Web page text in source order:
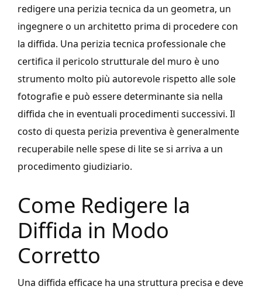
redigere una perizia tecnica da un geometra, un
ingegnere o un architetto prima di procedere con
la diffida. Una perizia tecnica professionale che
certifica il pericolo strutturale del muro è uno
strumento molto più autorevole rispetto alle sole
fotografie e può essere determinante sia nella
diffida che in eventuali procedimenti successivi. Il
costo di questa perizia preventiva è generalmente
recuperabile nelle spese di lite se si arriva a un
procedimento giudiziario.
Come Redigere la
Diffida in Modo
Corretto
Una diffida efficace ha una struttura precisa e deve